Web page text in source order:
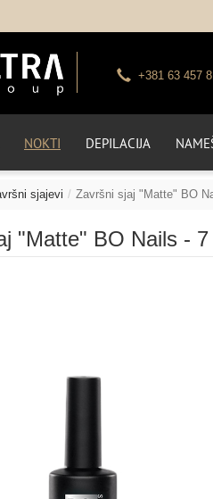
+381 63 457
NOKTI DEPILACIJA
sjajevi Završni sjaj "Matte" BO
"Matte" BO Nails - 7